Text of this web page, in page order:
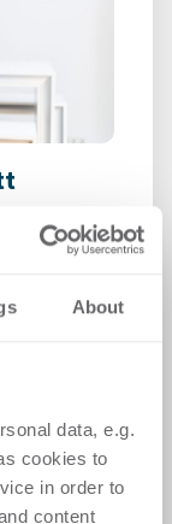
About
data, e.g.
cookies to
in order to
content
nicht